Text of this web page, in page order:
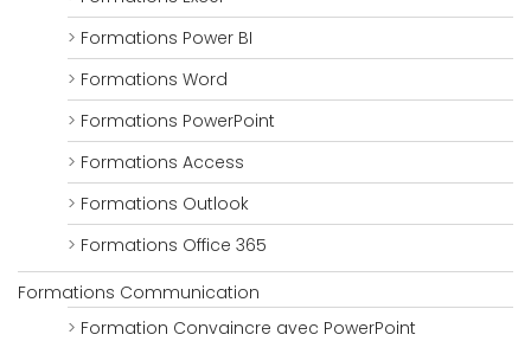
Formations Power BI
Formations Word
Formations PowerPoint
Formations Access
Formations Outlook
Formations Office 365
Formations Communication
Formation Convaincre avec PowerPoint